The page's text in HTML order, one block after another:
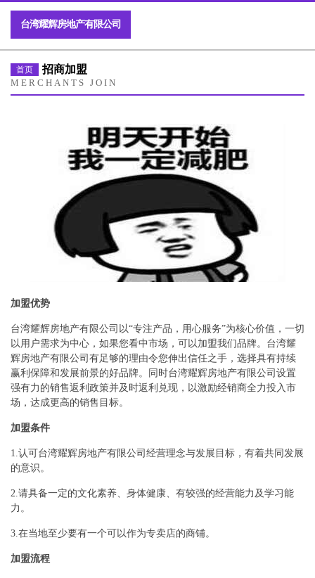
台湾耀辉房地产有限公司
首页 招商加盟
MERCHANTS JOIN
加盟优势
台湾耀辉房地产有限公司以“专注产品，用心服务”为核心价值，一切
以用户需求为中心，如果您看中市场，可以加盟我们品牌。台湾耀
辉房地产有限公司有足够的理由令您伸出信任之手，选择具有持续
赢利保障和发展前景的好品牌。同时台湾耀辉房地产有限公司设置
强有力的销售返利政策并及时返利兑现，以激励经销商全力投入市
场，达成更高的销售目标。
加盟条件
1.认可台湾耀辉房地产有限公司经营理念与发展目标，有着共同发展
的意识。
2.请具备一定的文化素养、身体健康、有较强的经营能力及学习能
力。
3.在当地至少要有一个可以作为专卖店的商铺。
加盟流程